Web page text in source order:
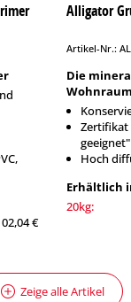
€
Alligator
Artikel-Nr.:
Die
Zertifikat
geeignet"
Hoch
Erhältlich
20kg:
Zeige alle Artikel